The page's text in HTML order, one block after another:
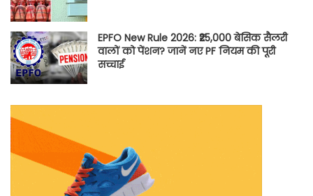
EPFO New Rule 2026: ₹25,000 बेसिक सैलरी
वालों को पेंशन? जानें नए PF नियम की पूरी
सच्चाई